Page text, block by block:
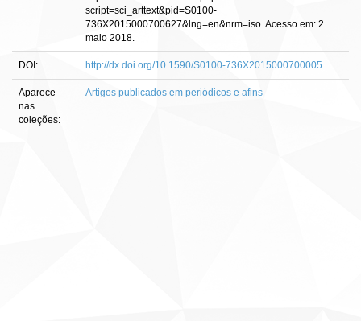
script=sci_arttext&pid=S0100-
736X2015000700627&lng=en&nrm=iso. Acesso em: 2
maio 2018.
DOI: http://dx.doi.org/10.1590/S0100-736X2015000700005
Aparece
nas
coleções:
Artigos publicados em periódicos e afins